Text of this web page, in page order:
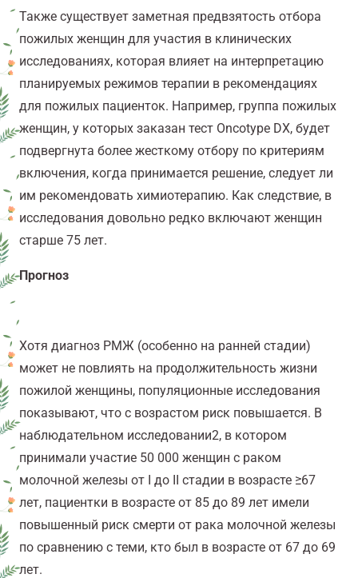
Также существует заметная предвзятость отбора
пожилых женщин для участия в клинических
исследованиях, которая влияет на интерпретацию
планируемых режимов терапии в рекомендациях
для пожилых пациенток. Например, группа пожилых
женщин, у которых заказан тест Oncotype DX, будет
подвергнута более жесткому отбору по критериям
включения, когда принимается решение, следует ли
им рекомендовать химиотерапию. Как следствие, в
исследования довольно редко включают женщин
старше 75 лет.
Прогноз
Хотя диагноз РМЖ (особенно на ранней стадии)
может не повлиять на продолжительность жизни
пожилой женщины, популяционные исследования
показывают, что с возрастом риск повышается. В
наблюдательном исследовании2, в котором
принимали участие 50 000 женщин с раком
молочной железы от I до II стадии в возрасте ≥67
лет, пациентки в возрасте от 85 до 89 лет имели
повышенный риск смерти от рака молочной железы
по сравнению с теми, кто был в возрасте от 67 до 69
лет.